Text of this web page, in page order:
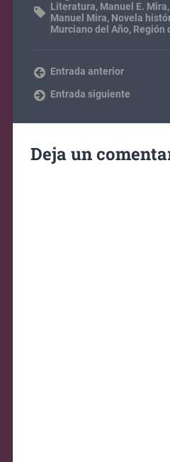
Literatura, Manuel E. Mira,
Manuel Mira, Novela
Murciano del Año, Región
Entrada anterior
Entrada siguiente
Deja un